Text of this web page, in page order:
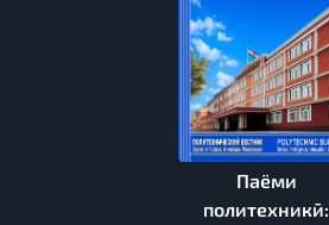
Паёми
политехникӣ: